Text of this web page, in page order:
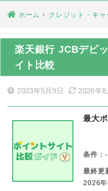
ホーム クレジット・キャ
楽天銀行 JCBデビ
イト比較
2023年5月9日 2026年8
最大
条件： -
最終更
2026